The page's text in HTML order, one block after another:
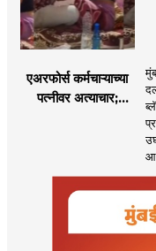
एअरफोर्स कर्मचाऱ्याच्या
पत्नीवर अत्याचार;